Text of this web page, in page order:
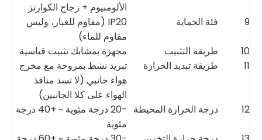
الألومنيوم + زجاج الكوارتز
9
فئة الحماية
IP20 (مقاوم للغبار، وليس
مقاوم للماء)
10
طريقة التثبيت
مجهزة بمشابك تثبيت قياسية
11
طريقة تبديد الحرارة
تبريد نشط بمروحة مع مخرج
هواء جانبي (لا تسد منافذ
الهواء على كلا الجانبين)
12
درجة الحرارة المحيطة
-20 درجة مئوية ~ +40 درجة
مئوية